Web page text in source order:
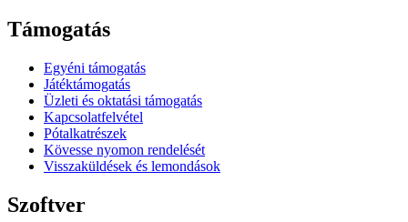
Támogatás
Egyéni támogatás
Játéktámogatás
Üzleti és oktatási támogatás
Kapcsolatfelvétel
Pótalkatrészek
Kövesse nyomon rendelését
Visszaküldések és lemondások
Szoftver